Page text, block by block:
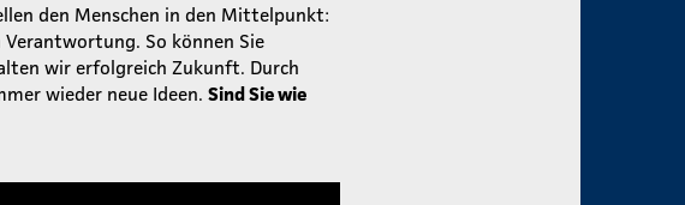
den Menschen in den Mittelpunkt:
So können Sie
wir erfolgreich Zukunft. Durch
wieder neue Ideen. Sind Sie wie